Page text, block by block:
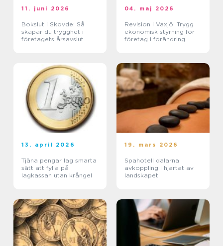
11. juni 2026
Bokslut i Skövde: Så
skapar du trygghet i
företagets årsavslut
04. maj 2026
Revision i Växjö: Trygg
ekonomisk styrning för
företag i förändring
13. april 2026
Tjäna pengar lag smarta
sätt att fylla på
lagkassan utan krångel
19. mars 2026
Spahotell dalarna
avkoppling i hjärtat av
landskapet